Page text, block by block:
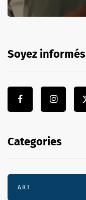
Soyez informés
Categories
ART